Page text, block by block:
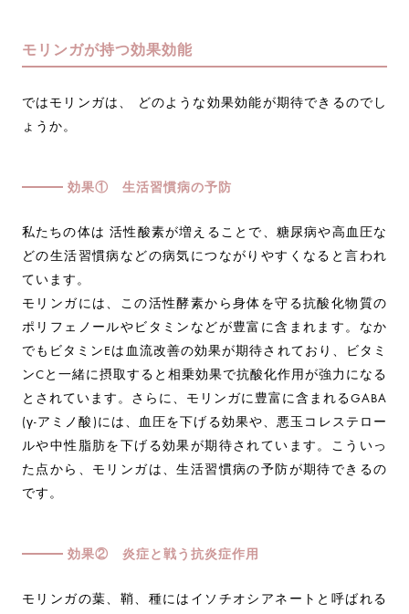
モリンガが持つ効果効能
ではモリンガは、 どのような効果効能が期待できるのでし
ょうか。
効果① 生活習慣病の予防
私たちの体は 活性酸素が増えることで、糖尿病や高血圧な
どの生活習慣病などの病気につながりやすくなると言われ
ています。
モリンガには、この活性酵素から身体を守る抗酸化物質の
ポリフェノールやビタミンなどが豊富に含まれます。なか
でもビタミンEは血流改善の効果が期待されており、ビタミ
ンCと一緒に摂取すると相乗効果で抗酸化作用が強力になる
とされています。さらに、モリンガに豊富に含まれるGABA
(γ-アミノ酸)には、血圧を下げる効果や、悪玉コレステロー
ルや中性脂肪を下げる効果が期待されています。こういっ
た点から、モリンガは、生活習慣病の予防が期待できるの
です。
効果② 炎症と戦う抗炎症作用
モリンガの葉、鞘、種にはイソチオシアネートと呼ばれる